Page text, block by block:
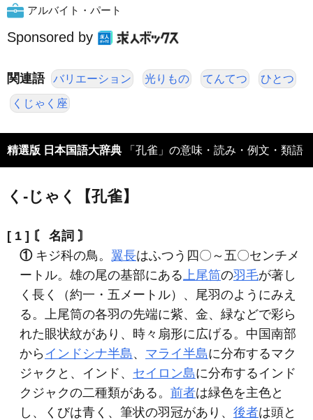
アルバイト・パート
Sponsored by
関連語 バリエーション 光りもの てんてつ ひとつ
くじゃく座
精選版 日本国語大辞典 「孔雀」の意味・読み・例文・類語
く‐じゃく【孔雀】
[ 1 ] 〘 名詞 〙
①キジ科の鳥。 翼長はふつう四〇～五〇センチメ
ートル。雄の尾の基部にある上尾筒の羽毛が著し
く長く（約一・五メートル）、尾羽のようにみえ
る。上尾筒の各羽の先端に紫、金、緑などで彩ら
れた眼状紋があり、時々扇形に広げる。中国南部
から インドシナ半島 、 マライ半島に分布するマク
ジャクと、インド、 セイロン島に分布するインド
クジャクの二種類がある。 前者は緑色を主色と
し、くびは青く、筆状の羽冠があり、 後者は頭と